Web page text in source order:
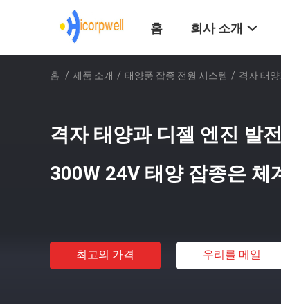
홈 회사 소개
홈 / 제품 소개 / 태양풍 잡종 전원 시스템 / 격자 태
격자 태양과 디젤 엔진 발
300W 24V 태양 잡종은 체
최고의 가격 우리를 메일